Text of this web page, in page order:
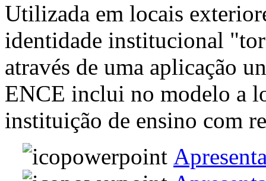
Utilizada em locais
identidade institucional
através de uma aplicação
ENCE inclui no modelo a
instituição de ensino com